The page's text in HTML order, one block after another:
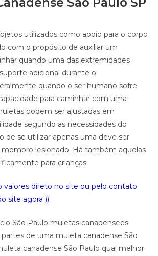
utilizados como apoio para o corpo
com o propósito de auxiliar um
quando uma das extremidades
adicional durante o
quando o ser humano sofre
para caminhar com uma
podem ser ajustadas em
segundo as necessidades do
de se utilizar apenas uma deve ser
membro lesionado. Há também aquelas
para crianças.
valores direto no site ou pelo contato
site agora ))
São Paulo muletas canadensees
de uma muleta canadense São
canadense São Paulo qual melhor